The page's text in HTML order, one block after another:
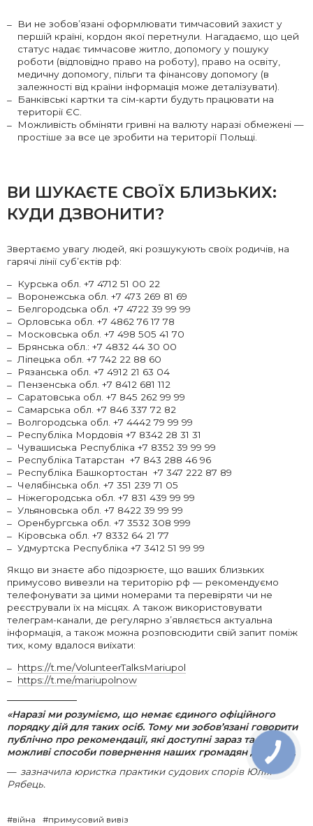
Ви не зобов’язані оформлювати тимчасовий захист у
першій країні, кордон якої перетнули. Нагадаємо, що цей
статус надає тимчасове житло, допомогу у пошуку
роботи (відповідно право на роботу), право на освіту,
медичну допомогу, пільги та фінансову допомогу (в
залежності від країни інформація може деталізувати).
Банківські картки та сім-карти будуть працювати на
території ЄС.
Можливість обміняти гривні на валюту наразі обмежені —
простіше за все це зробити на території Польщі.
ВИ ШУКАЄТЕ СВОЇХ БЛИЗЬКИХ:
КУДИ ДЗВОНИТИ?
Звертаємо увагу людей, які розшукують своїх родичів, на
гарячі лінії суб’єктів рф:
Курська обл. +7 4712 51 00 22
Воронежська обл. +7 473 269 81 69
Белгородська обл. +7 4722 39 99 99
Орловська обл. +7 4862 76 17 78
Московська обл. +7 498 505 41 70
Брянська обл.: +7 4832 44 30 00
Ліпецька обл. +7 742 22 88 60
Рязанська обл. +7 4912 21 63 04
Пензенська обл. +7 8412 681 112
Саратовська обл. +7 845 262 99 99
Самарська обл. +7 846 337 72 82
Волгородська обл. +7 4442 79 99 99
Республіка Мордовія +7 8342 28 31 31
Чувашиська Республіка +7 8352 39 99 99
Республіка Татарстан +7 843 288 46 96
Республіка Башкортостан +7 347 222 87 89
Челябінська обл. +7 351 239 71 05
Ніжегородська обл. +7 831 439 99 99
Ульяновська обл. +7 8422 39 99 99
Оренбургська обл. +7 3532 308 999
Кіровська обл. +7 8332 64 21 77
Удмуртска Республіка +7 3412 51 99 99
Якщо ви знаєте або підозрюєте, що ваших близьких
примусово вивезли на територію рф — рекомендуємо
телефонувати за цими номерами та перевіряти чи не
реєстрували їх на місцях. А також використовувати
телеграм-канали, де регулярно з’являється актуальна
інформація, а також можна розповсюдити свій запит поміж
тих, кому вдалося виїхати:
https://t.me/VolunteerTalksMariupol
https://t.me/mariupolnow
«Наразі ми розуміємо, що немає єдиного офіційного
порядку дій для таких осіб. Тому ми зобов’язані говорити
публічно про рекомендації, які доступні зараз та всі
можливі способи повернення наших громадян додому
»,
зазначила юристка практики судових спорів Юлія
Рябець.
#війна #примусовий вивіз